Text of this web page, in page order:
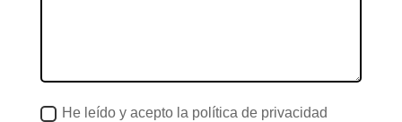
He leído y acepto la política de privacidad